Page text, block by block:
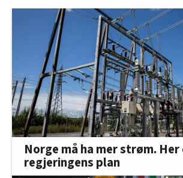
Norge må ha mer strøm. Her
regjeringens plan